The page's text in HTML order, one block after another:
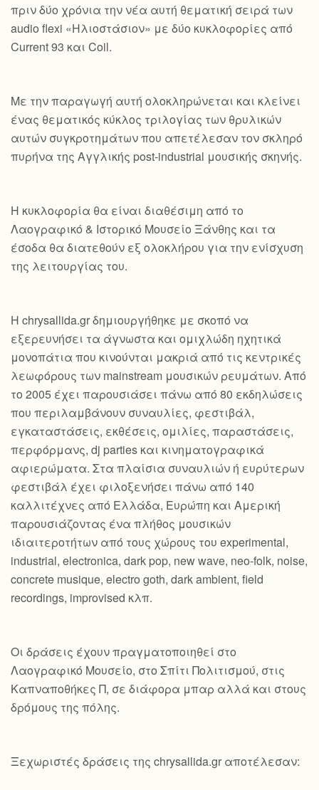
πριν δύο χρόνια την νέα αυτή θεματική σειρά των
audio flexi «Ηλιοστάσιον» με δύο κυκλοφορίες από
Current 93 και Coil.
Με την παραγωγή αυτή ολοκληρώνεται και κλείνει
ένας θεματικός κύκλος τριλογίας των θρυλικών
αυτών συγκροτημάτων που απετέλεσαν τον σκληρό
πυρήνα της Αγγλικής post-industrial μουσικής σκηνής.
Η κυκλοφορία θα είναι διαθέσιμη από το
Λαογραφικό & Ιστορικό Μουσείο Ξάνθης και τα
έσοδα θα διατεθούν εξ ολοκλήρου για την ενίσχυση
της λειτουργίας του.
Η chrysallida.gr δημιουργήθηκε με σκοπό να
εξερευνήσει τα άγνωστα και ομιχλώδη ηχητικά
μονοπάτια που κινούνται μακριά από τις κεντρικές
λεωφόρους των mainstream μουσικών ρευμάτων. Από
το 2005 έχει παρουσιάσει πάνω από 80 εκδηλώσεις
που περιλαμβάνουν συναυλίες, φεστιβάλ,
εγκαταστάσεις, εκθέσεις, ομιλίες, παραστάσεις,
περφόρμανς, dj parties και κινηματογραφικά
αφιερώματα. Στα πλαίσια συναυλιών ή ευρύτερων
φεστιβάλ έχει φιλοξενήσει πάνω από 140
καλλιτέχνες από Ελλάδα, Ευρώπη και Αμερική
παρουσιάζοντας ένα πλήθος μουσικών
ιδιαιτεροτήτων από τους χώρους του experimental,
industrial, electronica, dark pop, new wave, neo-folk, noise,
concrete musique, electro goth, dark ambient, field
recordings, improvised κλπ.
Οι δράσεις έχουν πραγματοποιηθεί στο
Λαογραφικό Μουσείο, στο Σπίτι Πολιτισμού, στις
Καπναποθήκες Π, σε διάφορα μπαρ αλλά και στους
δρόμους της πόλης.
Ξεχωριστές δράσεις της chrysallida.gr αποτέλεσαν: